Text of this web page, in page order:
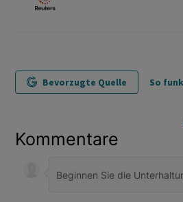
Bevorzugte Quelle So
Kommentare